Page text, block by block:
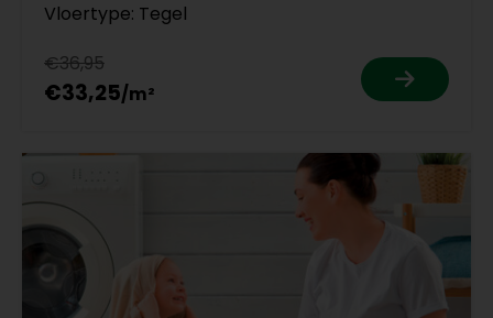
Vloertype: Tegel
€36,95
€33,25